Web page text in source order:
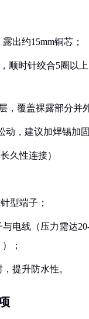
出约15mm铜芯；
顺时针绞合5圈以
覆盖裸露部分并外
动，建议加焊锡加固
久性连接）
型端子；
电线（压力需达
；
提升防水性。